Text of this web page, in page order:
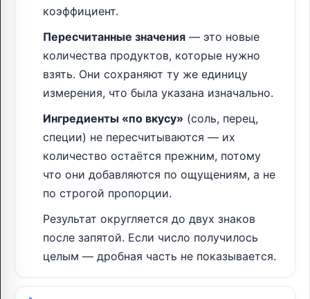
коэффициент.
Пересчитанные значения — это новые
количества продуктов, которые нужно
взять. Они сохраняют ту же единицу
измерения, что была указана изначально.
Ингредиенты «по вкусу» (соль, перец,
специи) не пересчитываются — их
количество остаётся прежним, потому
что они добавляются по ощущениям, а не
по строгой пропорции.
Результат округляется до двух знаков
после запятой. Если число получилось
целым — дробная часть не показывается.